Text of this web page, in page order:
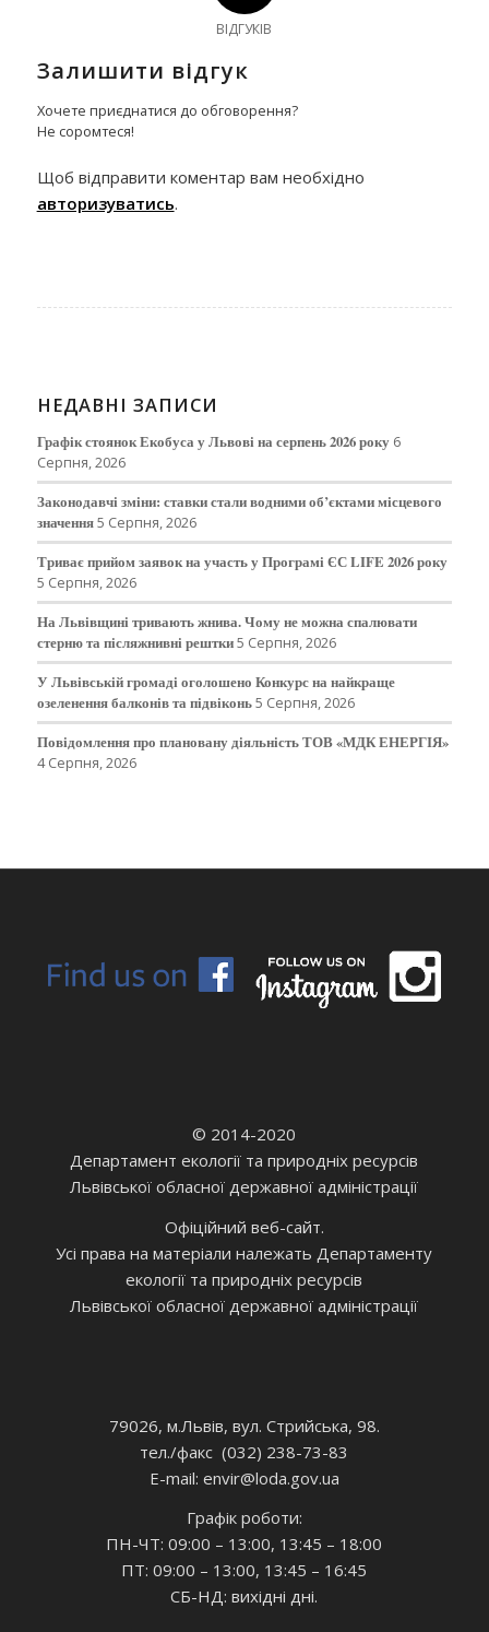
ВІДГУКІВ
Залишити відгук
Хочете приєднатися до обговорення?
Не соромтеся!
Щоб відправити коментар вам необхідно
авторизуватись.
НЕДАВНІ ЗАПИСИ
Графік стоянок Екобуса у Львові на серпень 2026 року 6
Серпня, 2026
Законодавчі зміни: ставки стали водними об’єктами місцевого
значення5 Серпня, 2026
Триває прийом заявок на участь у Програмі ЄС LIFE 2026 року
5 Серпня, 2026
На Львівщині тривають жнива. Чому не можна спалювати
стерню та післяжнивні рештки5 Серпня, 2026
У Львівській громаді оголошено Конкурс на найкраще
озеленення балконів та підвіконь5 Серпня, 2026
Повідомлення про плановану діяльність ТОВ «МДК ЕНЕРГІЯ»
4 Серпня, 2026
© 2014-2020
Департамент екології та природніх ресурсів
Львівської обласної державної адміністрації
Офіційний веб-сайт.
Усі права на матеріали належать Департаменту
екології та природніх ресурсів
Львівської обласної державної адміністрації
79026, м.Львів, вул. Стрийська, 98.
тел./факс (032) 238-73-83
E-mail: envir@loda.gov.ua
Графік роботи:
ПН-ЧТ: 09:00 – 13:00, 13:45 – 18:00
ПТ: 09:00 – 13:00, 13:45 – 16:45
СБ-НД: вихідні дні.